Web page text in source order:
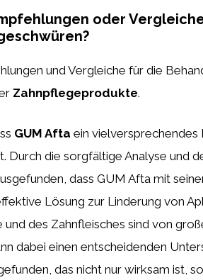
oder
und Vergleiche für die
Zahnpflegeprodukte.
GUM Afta ein vielversprechendes
Durch die sorgfältige Analyse und
dass GUM Afta mit
Lösung zur Linderung von
und des Zahnfleisches sind von
dabei einen entscheidenden
das nicht nur wirksam ist,